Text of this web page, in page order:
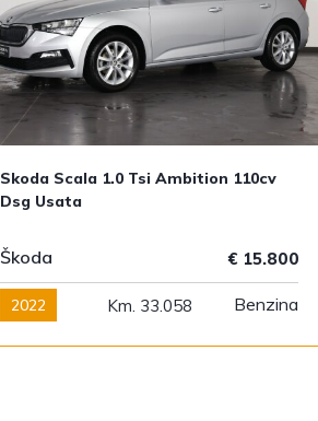
Skoda Scala 1.0 Tsi Ambition 110cv
Dsg Usata
Škoda € 15.800
2022 Km. 33.058 Benzina